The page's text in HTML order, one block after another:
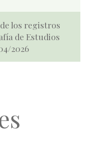
los registros
de Estudios
2026